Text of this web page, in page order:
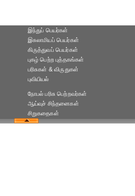
இந்துப் பெயர்கள்
இசுலாமியப் பெயர்கள்
கிருத்துவப் பெயர்கள்
புகழ் பெற்ற புத்தகங்கள்
பரிசுகள் & விருதுகள்
புவியியல்
நோபல் பரிசு‎ பெற்றவர்‎கள்
ஆய்வுச் சிந்தனைகள்
சிறுகதைகள்